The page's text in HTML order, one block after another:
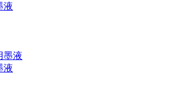
液
墨液
液